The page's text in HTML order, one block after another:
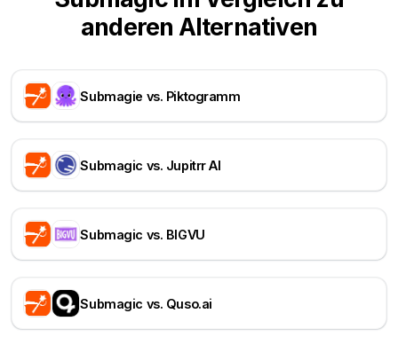
anderen Alternativen
Submagie vs. Piktogramm
Submagic vs. Jupitrr AI
Submagic vs. BIGVU
Submagic vs. Quso.ai